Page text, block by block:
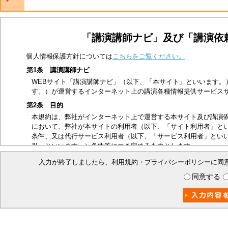
「講演講師ナビ」及び「講演
個人情報保護方針についてはこちらをご覧ください。
第1条 講演講師ナビ
WEBサイト「講演講師ナビ」（以下、「本サイト」といいます
す。）が運営するインターネット上の講演各種情報提供サービス
第2条 目的
本規約は、弊社がインターネット上で運営する本サイト及び講
において、弊社が本サイトの利用者（以下、「サイト利用者」
条件、又は代行サービス利用者（以下、「サービス利用者」と
引」といいます。）条件等につき定めるものとします。
第3条 適用範囲
本規約は、サイト利用者及び本取引に関する弊社とサービス利
ビス利用者は、本規約の内容を承諾したものとみなします。
本サイトは、以下の行為を禁止いたします。
入力が終了しましたら、利用規約・プライバシーポリシーに
同意する